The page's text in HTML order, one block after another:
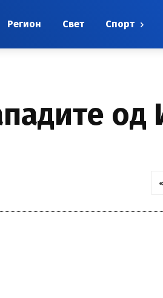
Регион Свет Спорт
од